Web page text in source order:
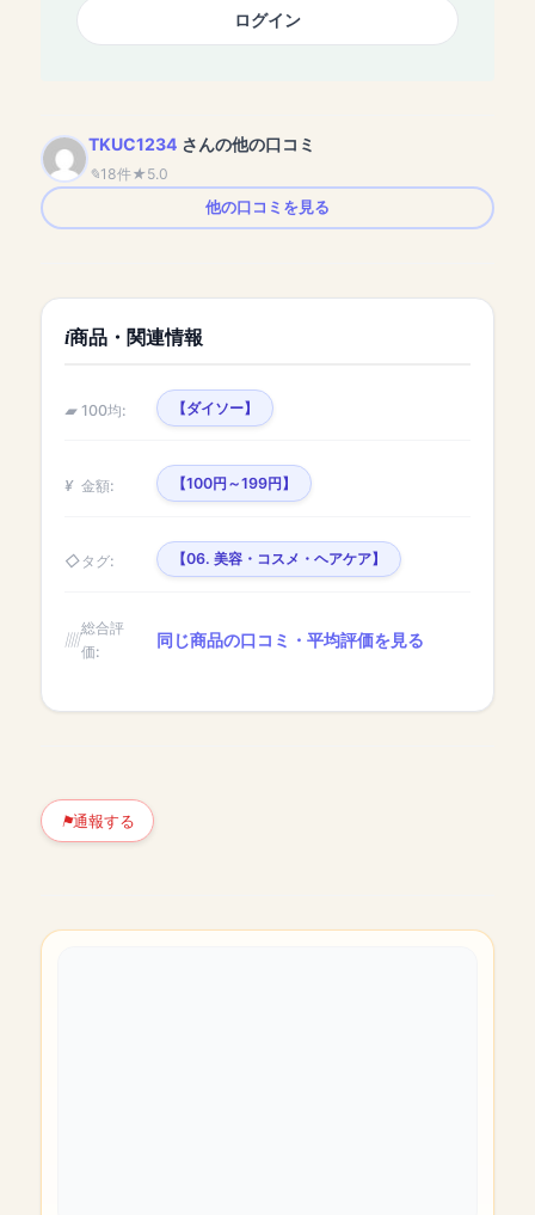
ログイン
TKUC1234 さんの他の口コミ
18件
5.0
他の口コミを見る
商品・関連情報
100均: 【ダイソー】
金額: 【100円～199円】
タグ: 【06. 美容・コスメ・ヘアケア】
総合評
価:
同じ商品の口コミ・平均評価を見る
通報する